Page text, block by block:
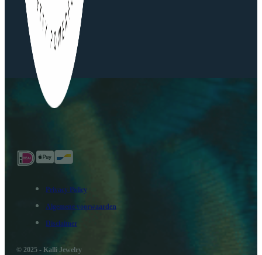
Privacy Policy
Algemene voorwaarden
Disclaimer
© 2025 - Kalli Jewelry